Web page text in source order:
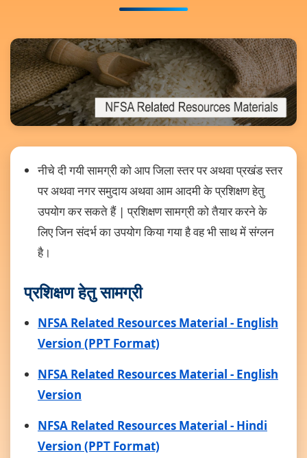
नीचे दी गयी सामग्री को आप जिला स्तर पर अथवा प्रखंड स्तर
पर अथवा नगर समुदाय अथवा आम आदमी के प्रशिक्षण हेतु
उपयोग कर सकते हैं | प्रशिक्षण सामग्री को तैयार करने के
लिए जिन संदर्भ का उपयोग किया गया है वह भी साथ में संग्लन
है।
प्रशिक्षण हेतु सामग्री
NFSA Related Resources Material - English
Version (PPT Format)
NFSA Related Resources Material - English
Version
NFSA Related Resources Material - Hindi
Version (PPT Format)